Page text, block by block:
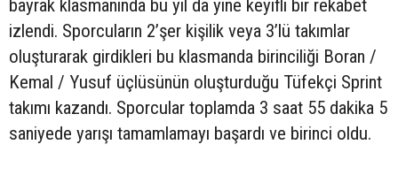
bayrak klasmanında bu yıl da yine keyifli bir rekabet
izlendi. Sporcuların 2’şer kişilik veya 3’lü takımlar
oluşturarak girdikleri bu klasmanda birinciliği Boran /
Kemal / Yusuf üçlüsünün oluşturduğu Tüfekçi Sprint
takımı kazandı. Sporcular toplamda 3 saat 55 dakika 5
saniyede yarışı tamamlamayı başardı ve birinci oldu.